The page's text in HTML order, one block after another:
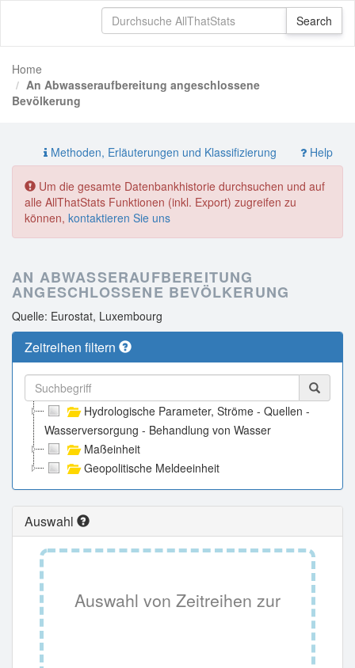
Home
An Abwasseraufbereitung angeschlossene
Bevölkerung
Methoden, Erläuterungen und Klassifizierung Help
Um die gesamte Datenbankhistorie durchsuchen und auf
alle AllThatStats Funktionen (inkl. Export) zugreifen zu
können, kontaktieren Sie uns
AN ABWASSERAUFBEREITUNG
ANGESCHLOSSENE BEVÖLKERUNG
Quelle: Eurostat, Luxembourg
Zeitreihen filtern
Hydrologische Parameter, Ströme - Quellen -
Wasserversorgung - Behandlung von Wasser
Maßeinheit
Geopolitische Meldeeinheit
Auswahl
Auswahl von Zeitreihen zur